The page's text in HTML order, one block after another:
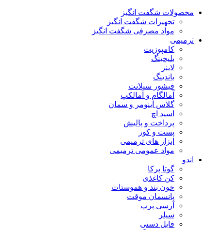
محصولات شگفت انگیز
تجهیزات شگفت انگیز
مواد مصرفی شگفت انگیز
ترمیمی
کامپوزیت
بلیچینگ
لاینر
باندینگ
فیشور سیلانت
آمالگام و آمالکپ
گلاس آینومر و سمان
اسید اچ
پرداخت و پالیش
پست و کور
ابزار های ترمیمی
مواد عمومی ترمیمی
اندو
گوتا پرکا
کن کاغذی
خون بند و هموستات
پانسمان موقت
آرسی پرپ
سیلر
فایل دستی